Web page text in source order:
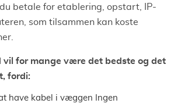
betale for etablering, opstart, IP-
som tilsammen kan koste
vil for mange være det bedste og det
fordi:
have kabel i væggen Ingen